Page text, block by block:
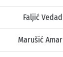
Faljić Vedad
Marušić Amar